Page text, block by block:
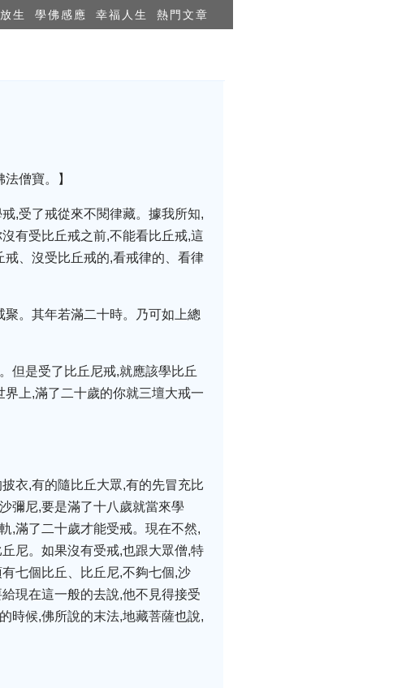
生 學佛感應 幸福人生 熱門文章
僧寶。】
,受了戒從來不閱律藏。據我所知,
有受比丘戒之前,不能看比丘戒,這
、沒受比丘戒的,看戒律的、看律
聚。其年若滿二十時。乃可如上總
但是受了比丘尼戒,就應該學比丘
上,滿了二十歲的你就三壇大戒一
衣,有的隨比丘大眾,有的先冒充比
彌尼,要是滿了十八歲就當來學
,滿了二十歲才能受戒。現在不然,
尼。如果沒有受戒,也跟大眾僧,特
七個比丘、比丘尼,不夠七個,沙
現在這一般的去說,他不見得接受
時候,佛所說的末法,地藏菩薩也說,